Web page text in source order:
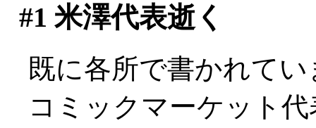
#1 米澤代表逝く
既に各所で書かれて
コミックマーケット